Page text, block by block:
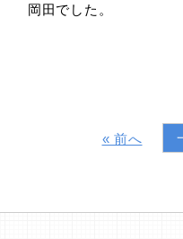
岡田でした。
« 前へ